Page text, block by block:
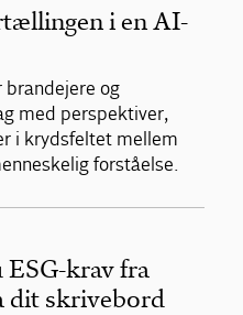
i en AI-
brandejere og
med perspektiver,
i krydsfeltet mellem
forståelse.
ESG-krav fra
dit skrivebord